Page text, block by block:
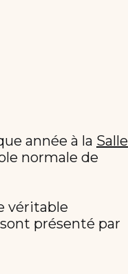
année à la Salle
normale de
véritable
présenté par